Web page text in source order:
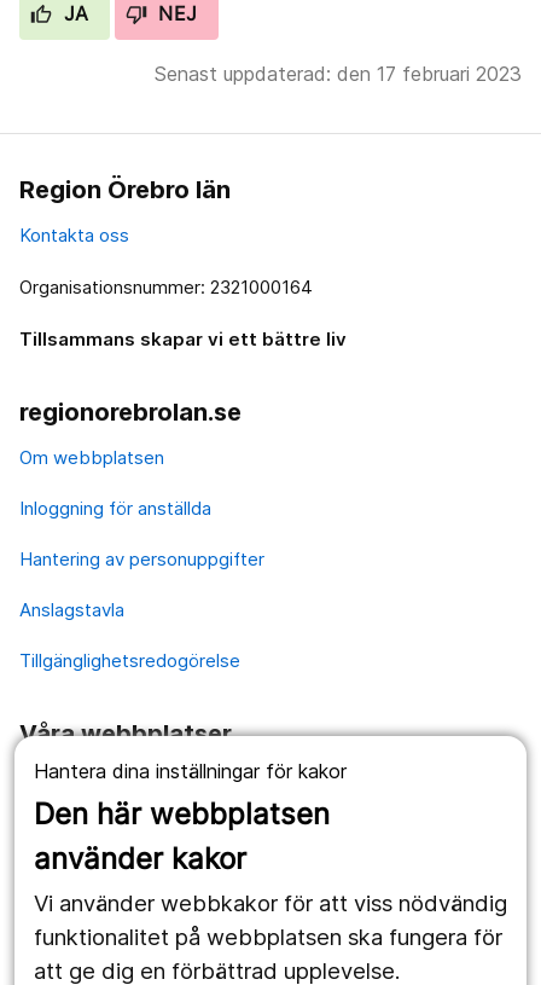
Hantera dina inställningar för kakor
Den här webbplatsen
använder kakor
Vi använder webbkakor för att viss nödvändig
funktionalitet på webbplatsen ska fungera för
att ge dig en förbättrad upplevelse.
JA NEJ
Senast uppdaterad: den 17 februari 2023
Region Örebro län
Kontakta oss
Organisationsnummer: 2321000164
Tillsammans skapar vi ett bättre liv
regionorebrolan.se
Om webbplatsen
Inloggning för anställda
Hantering av personuppgifter
Anslagstavla
Tillgänglighetsredogörelse
Våra webbplatser
1177.se
Länstrafiken
Utveckling